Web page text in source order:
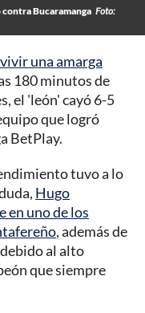
contra Bucaramanga Foto:
una amarga
180 minutos de
el 'león' cayó 6-5
que logró
BetPlay.
tuvo a lo
Hugo
en uno de los
, además de
al alto
que siempre